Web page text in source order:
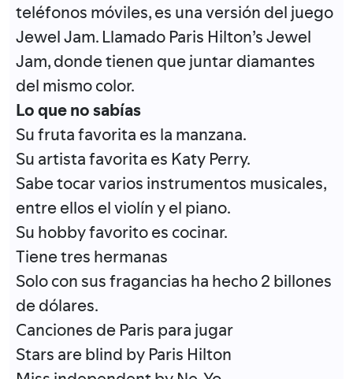
teléfonos móviles, es una versión del juego
Jewel Jam. Llamado Paris Hilton’s Jewel
Jam, donde tienen que juntar diamantes
del mismo color.
Lo que no sabías
Su fruta favorita es la manzana.
Su artista favorita es Katy Perry.
Sabe tocar varios instrumentos musicales,
entre ellos el violín y el piano.
Su hobby favorito es cocinar.
Tiene tres hermanas
Solo con sus fragancias ha hecho 2 billones
de dólares.
Canciones de Paris para jugar
Stars are blind by Paris Hilton